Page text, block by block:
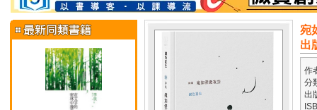
宛
出
作
分
出